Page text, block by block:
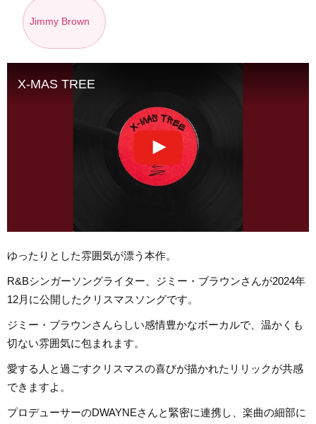
Jimmy Brown
X-MAS TREE
ゆったりとした雰囲気が漂う本作。
R&Bシンガーソングライター、ジミー・ブラウンさんが2024年
12月に公開したクリスマスソングです。
ジミー・ブラウンさんらしい感情豊かなボーカルで、温かくも
切ない雰囲気に包まれます。
愛する人と過ごすクリスマスの喜びが描かれたリリックが共感
できますよ。
プロデューサーのDWAYNEさんと緊密に連携し、楽曲の細部に